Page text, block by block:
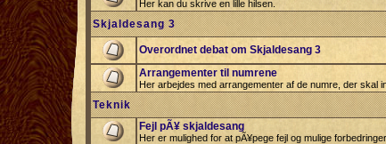
Her kan du skrive en lille hilsen.
Skjaldesang 3
Overordnet debat om Skjaldesang 3
Arrangementer til numrene
Her arbejdes med arrangementer af de numre, der skal
Teknik
Fejl pÃ¥ skjaldesang
Her er mulighed for at pÃ¥pege fejl og mulige